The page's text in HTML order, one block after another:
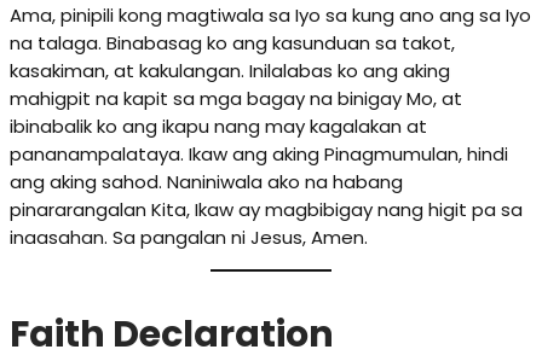
Ama, pinipili kong magtiwala sa Iyo sa kung ano ang sa Iyo
na talaga. Binabasag ko ang kasunduan sa takot,
kasakiman, at kakulangan. Inilalabas ko ang aking
mahigpit na kapit sa mga bagay na binigay Mo, at
ibinabalik ko ang ikapu nang may kagalakan at
pananampalataya. Ikaw ang aking Pinagmumulan, hindi
ang aking sahod. Naniniwala ako na habang
pinararangalan Kita, Ikaw ay magbibigay nang higit pa sa
inaasahan. Sa pangalan ni Jesus, Amen.
Faith Declaration